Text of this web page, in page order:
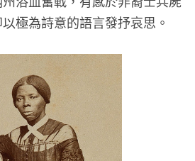
極為詩意的語言發抒哀思。